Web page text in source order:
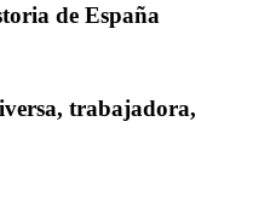
de España
trabajadora,